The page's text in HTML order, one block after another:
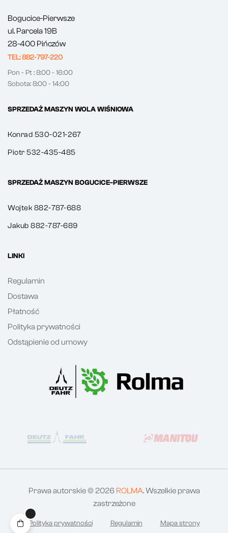
Bogucice-Pierwsze
ul. Parcela 19B
28-400 Pińczów
TEL: 882-797-220
Pon - Pt : 8:00 - 16:00
Sobota: 8:00 - 14:00
SPRZEDAŻ MASZYN WOLA WIŚNIOWA
Konrad 530-021-267
Piotr 532-435-485
SPRZEDAŻ MASZYN BOGUCICE-PIERWSZE
Wojtek 882-787-688
Jakub 882-787-689
LINKI
Regulamin
Dostawa
Płatność
Polityka prywatności
Odstąpienie od umowy
Prawa autorskie © 2026 ROLMA. Wszelkie prawa
zastrzeżone
Polityka prywatności Regulamin Mapa strony